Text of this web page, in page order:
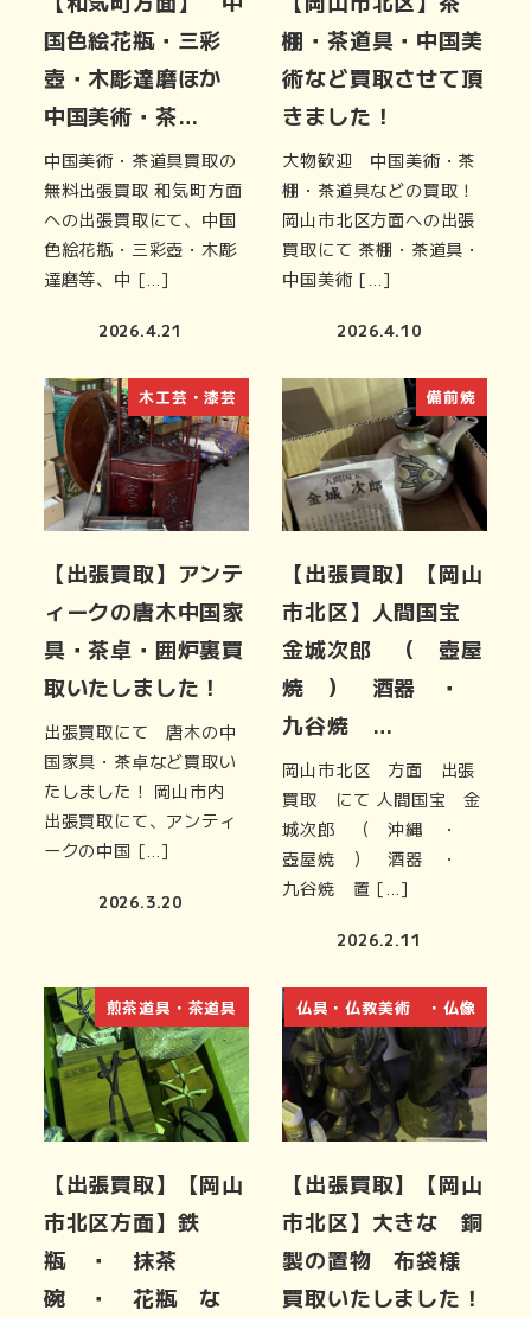
国色絵花瓶・三彩
壺・木彫達磨ほか
中国美術・茶…
中国美術・茶道具買取の
無料出張買取 和気町方面
への出張買取にて、中国
色絵花瓶・三彩壺・木彫
達磨等、中 […]
2026.4.21
棚・茶道具・中国美
術など買取させて頂
きました！
大物歓迎 中国美術・茶
棚・茶道具などの買取！
岡山市北区方面への出張
買取にて 茶棚・茶道具・
中国美術 […]
2026.4.10
木工芸・漆芸
【出張買取】アンテ
ィークの唐木中国家
具・茶卓・囲炉裏買
取いたしました！
出張買取にて 唐木の中
国家具・茶卓など買取い
たしました！ 岡山市内
出張買取にて、アンティ
ークの中国 […]
2026.3.20
備前焼
【出張買取】【岡山
市北区】人間国宝
金城次郎 （ 壺屋
焼 ） 酒器 ・
九谷焼 …
岡山市北区 方面 出張
買取 にて 人間国宝 金
城次郎 （ 沖縄 ・
壺屋焼 ） 酒器 ・
九谷焼 置 […]
2026.2.11
煎茶道具・茶道具
【出張買取】【岡山
市北区方面】鉄
瓶 ・ 抹茶
碗 ・ 花瓶 な
仏具・仏教美術 ・仏像
【出張買取】【岡山
市北区】大きな 銅
製の置物 布袋様
買取いたしました！